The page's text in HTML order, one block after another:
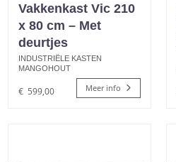
Vakkenkast Vic 210
x 80 cm – Met
deurtjes
INDUSTRIËLE KASTEN
MANGOHOUT
€ 599,00 Meer info